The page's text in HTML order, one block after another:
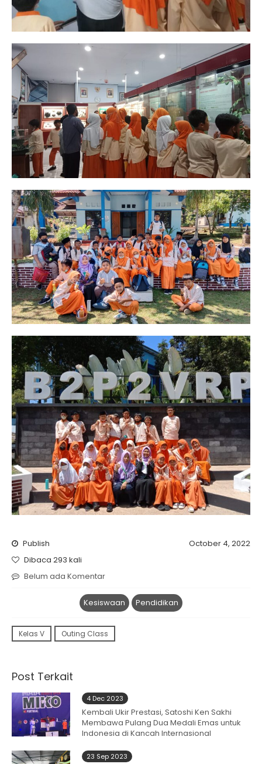
Publish
October 4, 2022
Dibaca 293 kali
Belum ada Komentar
Kesiswaan Pendidikan
Kelas V Outing Class
Post Terkait
4 Dec 2023
Kembali Ukir Prestasi, Satoshi Ken Sakhi
Membawa Pulang Dua Medali Emas untuk
Indonesia di Kancah Internasional
23 Sep 2023